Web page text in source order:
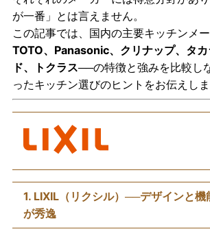
が一番」とは言えません。
この記事では、国内の主要キッチンメ
TOTO、Panasonic、クリナップ、タ
ド、トクラス──の特徴と強みを比較し
ったキッチン選びのヒントをお伝えしま
1. LIXIL（リクシル）──デザインと機
が秀逸